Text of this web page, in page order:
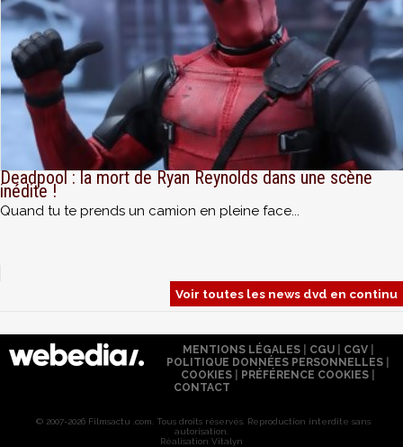
Deadpool : la mort de Ryan Reynolds dans une scène
inédite !
Quand tu te prends un camion en pleine face...
Voir toutes les news dvd en continu
MENTIONS LÉGALES| CGU| CGV|
POLITIQUE DONNÉES PERSONNELLES
COOKIES
PRÉFÉRENCE COOKIES
CONTACT
© 2007-2026 Filmsactu .com. Tous droits réservés. Reproduction interdite sans
autorisation.
Réalisation Vitalyn